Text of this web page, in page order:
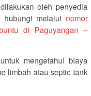
oleh penyedia
melalui nomor
di Paguyangan –
mengetahui biaya
limbah atau septic tank